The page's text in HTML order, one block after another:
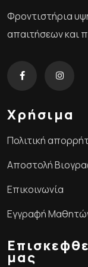
Φροντιστήρια
απαιτήσεων και
Χρήσιμα
Πολιτική
Αποστολή
Επικοινωνία
Εγγραφή
μας